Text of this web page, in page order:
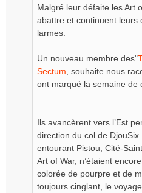
Malgré leur défaite les Art
abattre et continuent leurs
larmes.
Un nouveau membre des"
Sectum , souhaite nous
ont marqué la semaine de
Ils avancèrent vers l’Est
direction du col de
entourant Pistou, Cité-
Art of War, n’étaient
colorée de pourpre et de
toujours cinglant, le